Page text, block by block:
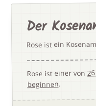
Der
Rose ist ein
Rose ist einer von
beginnen.